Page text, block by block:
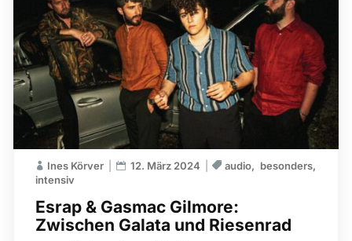
Esrap & Gasmac Gilmore:
Zwischen Galata und Riesenrad
Ines Körver 12. März 2024 audio
besonders
intensiv